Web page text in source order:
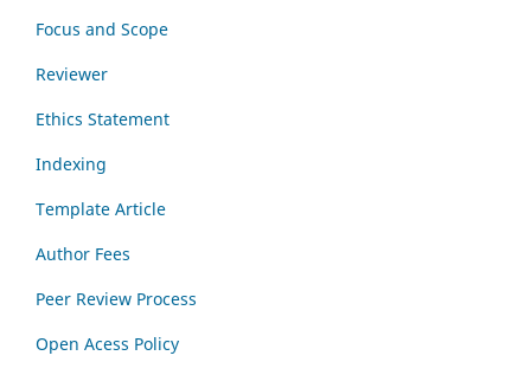
Focus and Scope
Reviewer
Ethics Statement
Indexing
Template Article
Author Fees
Peer Review Process
Open Acess Policy